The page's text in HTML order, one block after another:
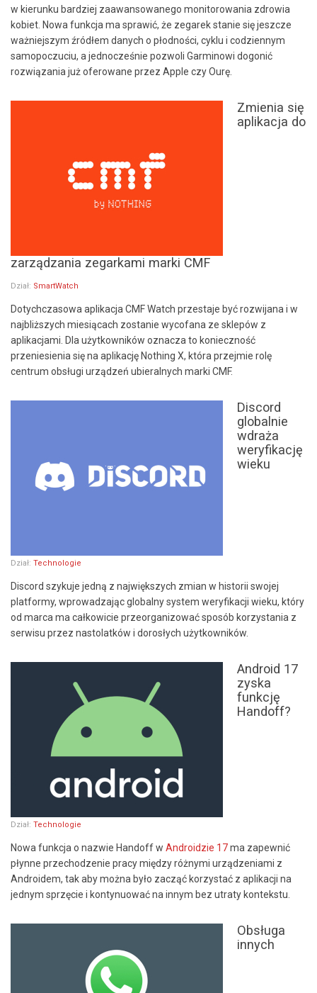
w kierunku bardziej zaawansowanego monitorowania zdrowia
kobiet. Nowa funkcja ma sprawić, że zegarek stanie się jeszcze
ważniejszym źródłem danych o płodności, cyklu i codziennym
samopoczuciu, a jednocześnie pozwoli Garminowi dogonić
rozwiązania już oferowane przez Apple czy Ourę.
Zmienia się
aplikacja do
zarządzania zegarkami marki CMF
Dział: SmartWatch
Dotychczasowa aplikacja CMF Watch przestaje być rozwijana i w
najbliższych miesiącach zostanie wycofana ze sklepów z
aplikacjami. Dla użytkowników oznacza to konieczność
przeniesienia się na aplikację Nothing X, która przejmie rolę
centrum obsługi urządzeń ubieralnych marki CMF.
Discord
globalnie
wdraża
weryfikację
wieku
Dział: Technologie
Discord szykuje jedną z największych zmian w historii swojej
platformy, wprowadzając globalny system weryfikacji wieku, który
od marca ma całkowicie przeorganizować sposób korzystania z
serwisu przez nastolatków i dorosłych użytkowników.
Android 17
zyska
funkcję
Handoff?
Dział: Technologie
Nowa funkcja o nazwie Handoff w Androidzie 17ma zapewnić
płynne przechodzenie pracy między różnymi urządzeniami z
Androidem, tak aby można było zacząć korzystać z aplikacji na
jednym sprzęcie i kontynuować na innym bez utraty kontekstu.
Obsługa
innych